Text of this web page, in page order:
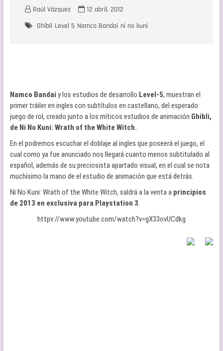
Raúl Vázquez
12 abril, 2012
Ghibli Level 5 Namco Bandai ni no kuni
Namco Bandai y los estudios de desarrollo Level-5, muestran el
primer tráiler en ingles con subtítulos en castellano, del esperado
juego de rol, creado junto a los míticos estudios de animación Ghibli,
de Ni No Kuni: Wrath of the White Witch.
En el podremos escuchar el doblaje al ingles que poseerá el juego, el
cual como ya fue anunciado nos llegará cuanto menos subtitulado al
español, además de su preciosista apartado visual, en el cual se nota
muchísimo la mano de el estudio de animación que está detrás.
Ni No Kuni: Wrath of the White Witch, saldrá a la venta a principios
de 2013 en exclusiva para Playstation 3.
httpv://www.youtube.com/watch?v=gX33ovUCdkg